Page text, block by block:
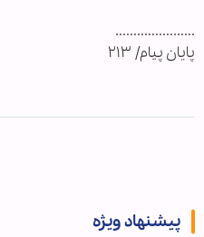
......................
پايان پيام/ ۲۱۳
پیشنهاد ویژه